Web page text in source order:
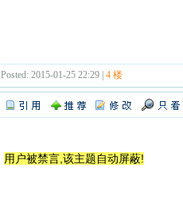
Posted: 2015-01-25 22:29 | 4 楼
用户被禁言,该主题自动屏蔽!